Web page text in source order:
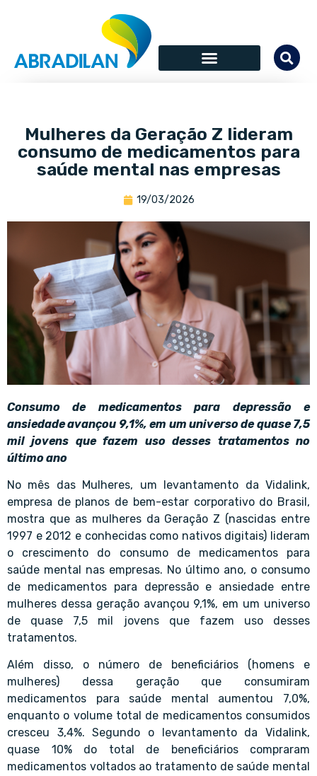
Mulheres da Geração Z lideram
consumo de medicamentos para
saúde mental nas empresas
19/03/2026
Consumo de medicamentos para depressão e
ansiedade avançou 9,1%, em um universo de quase 7,5
mil jovens que fazem uso desses tratamentos no
último ano
No mês das Mulheres, um levantamento da Vidalink,
empresa de planos de bem-estar corporativo do Brasil,
mostra que as mulheres da Geração Z (nascidas entre
1997 e 2012 e conhecidas como nativos digitais) lideram
o crescimento do consumo de medicamentos para
saúde mental nas empresas. No último ano, o consumo
de medicamentos para depressão e ansiedade entre
mulheres dessa geração avançou 9,1%, em um universo
de quase 7,5 mil jovens que fazem uso desses
tratamentos.
Além disso, o número de beneficiários (homens e
mulheres) dessa geração que consumiram
medicamentos para saúde mental aumentou 7,0%,
enquanto o volume total de medicamentos consumidos
cresceu 3,4%. Segundo o levantamento da Vidalink,
quase 10% do total de beneficiários compraram
medicamentos voltados ao tratamento de saúde mental